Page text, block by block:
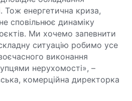
Тож енергетична криза,
сповільнює динаміку
Ми хочемо запевнити
ситуацію робимо усе
виконання
нерухомості», –
комерційна директорка